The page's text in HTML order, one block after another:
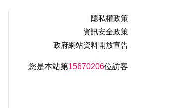
隱私權政策
資訊安全政策
政府網站資料開放宣告
您是本站第15670206位訪客